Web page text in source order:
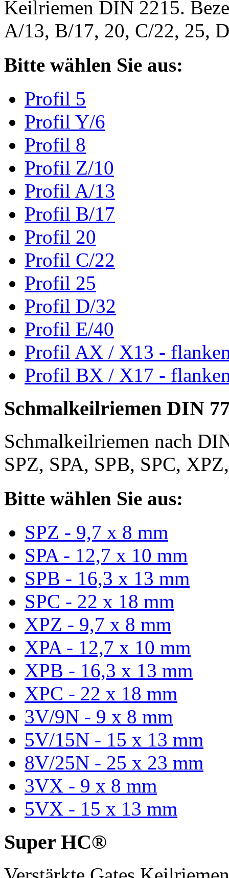
Keilriemen DIN 2215.
A/13, B/17, 20, C/22, 25,
Bitte wählen Sie aus:
Profil 5
Profil Y/6
Profil 8
Profil Z/10
Profil A/13
Profil B/17
Profil 20
Profil C/22
Profil 25
Profil D/32
Profil E/40
Profil AX / X13 -
Profil BX / X17 -
Schmalkeilriemen DIN
Schmalkeilriemen nach
SPZ, SPA, SPB, SPC,
Bitte wählen Sie aus:
SPZ - 9,7 x 8 mm
SPA - 12,7 x 10 mm
SPB - 16,3 x 13 mm
SPC - 22 x 18 mm
XPZ - 9,7 x 8 mm
XPA - 12,7 x 10 mm
XPB - 16,3 x 13 mm
XPC - 22 x 18 mm
3V/9N - 9 x 8 mm
5V/15N - 15 x 13 mm
8V/25N - 25 x 23 mm
3VX - 9 x 8 mm
5VX - 15 x 13 mm
Super HC®